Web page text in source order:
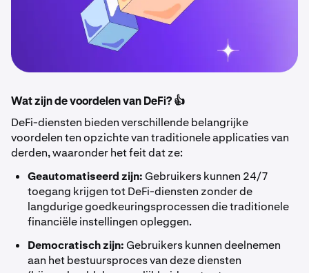
Wat zijn de voordelen van DeFi? 👍
DeFi-diensten bieden verschillende belangrijke
voordelen ten opzichte van traditionele applicaties van
derden, waaronder het feit dat ze:
Geautomatiseerd zijn:Gebruikers kunnen 24/7
toegang krijgen tot DeFi-diensten zonder de
langdurige goedkeuringsprocessen die traditionele
financiële instellingen opleggen.
Democratisch zijn:Gebruikers kunnen deelnemen
aan het bestuursproces van deze diensten